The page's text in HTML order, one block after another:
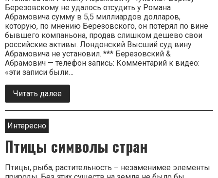
Березовскому не удалось отсудить у Романа
Абрамовича сумму в 5,5 миллиардов долларов,
которую, по мнению Березовского, он потерял по вине
бывшего компаньона, продав слишком дешево свои
российские активы. Лондонский Высший суд вину
Абрамовича не установил. *** Березовский &
Абрамович — телефон запись: Комментарий к видео:
«эти записи были…
Читать далее
нас
Березовский
млрд
долларов
Интересно
Птицы символы стран
Птицы, рыба, растительность – незаменимее элементы